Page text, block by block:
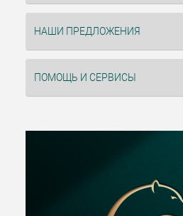
НАШИ ПРЕДЛОЖЕНИЯ
ПОМОЩЬ И СЕРВИСЫ